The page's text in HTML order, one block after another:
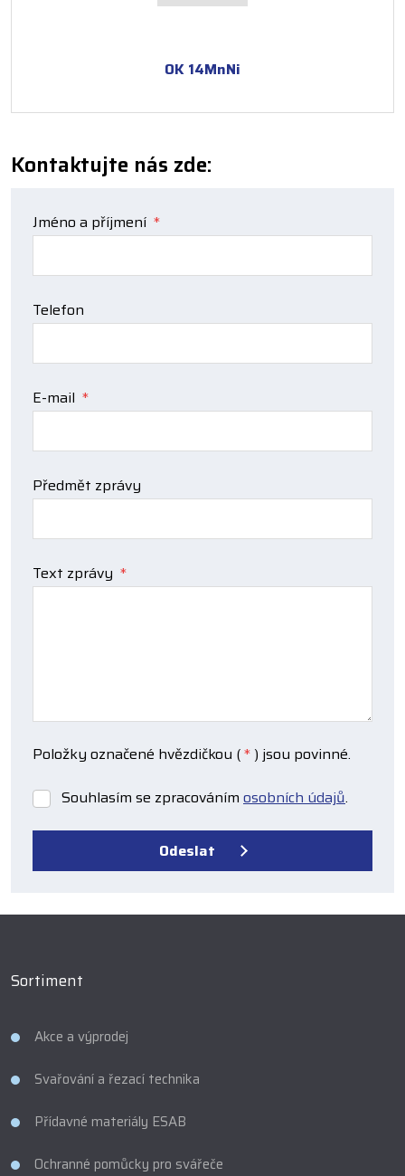
OK 14MnNi
Kontaktujte nás zde:
Jméno a příjmení *
Telefon
E-mail *
Předmět zprávy
Text zprávy *
Položky označené hvězdičkou (* ) jsou povinné.
Souhlasím
údajů.
Souhlasím se zpracováním osobních údajů.
Odeslat
se
Sortiment
Akce a výprodej
Svařování a řezací technika
Přídavné materiály ESAB
Ochranné pomůcky pro svářeče